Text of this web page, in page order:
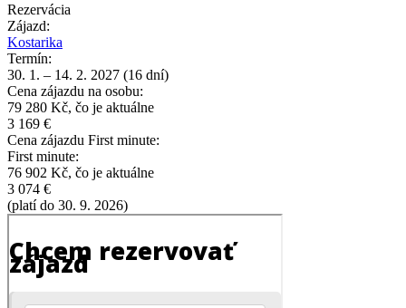
Rezervácia
Zájazd:
Kostarika
Termín:
30. 1. – 14. 2. 2027 (16 dní)
Cena zájazdu na osobu:
79 280 Kč, čo je aktuálne
3 169 €
Cena zájazdu First minute:
First minute:
76 902 Kč, čo je aktuálne
3 074 €
(platí do 30. 9. 2026)